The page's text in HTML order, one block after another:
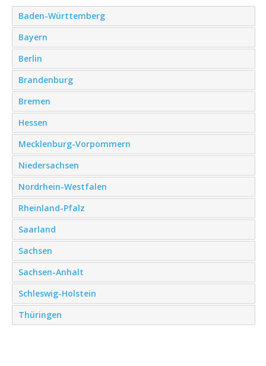
Baden-Württemberg
Bayern
Berlin
Brandenburg
Bremen
Hessen
Mecklenburg-Vorpommern
Niedersachsen
Nordrhein-Westfalen
Rheinland-Pfalz
Saarland
Sachsen
Sachsen-Anhalt
Schleswig-Holstein
Thüringen